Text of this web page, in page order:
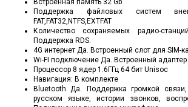
Встроенная память 32 Gb
Поддержка файловых систем
FAT,FAT32,NTFS,EXTFAT
Количество сохраняемых радио-
Поддержка RDS.
4G интернет Да. Встроенный слот для SIM-
Wi-FI подключение Да. Встроенный
Процессор 8 ядер 1.6ГГц 64 бит Unisoc
Навигация: В комплекте
Bluetooth Да. Поддержка громкой связи,
русском языке, истории звонков,